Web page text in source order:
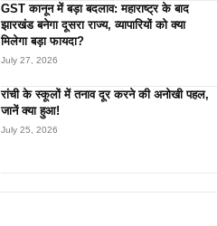
GST कानून में बड़ा बदलाव: महाराष्ट्र के बाद
झारखंड बनेगा दूसरा राज्य, व्यापारियों को क्या
मिलेगा बड़ा फायदा?
July 27, 2026
रांची के स्कूलों में तनाव दूर करने की अनोखी पहल,
जानें क्या हुआ!
July 25, 2026